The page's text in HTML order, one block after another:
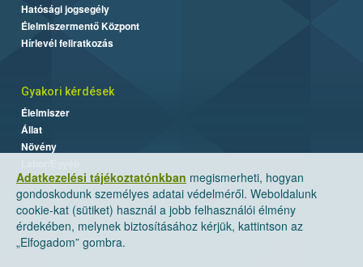
Adatkezelési tájékoztatónkban megismerheti, hogyan
gondoskodunk személyes adatai védelméről. Weboldalunk
cookie-kat (sütiket) használ a jobb felhasználói élmény
érdekében, melynek biztosításához kérjük, kattintson az
„Elfogadom” gombra.
Hatósági jogsegély
Élelmiszermentő Központ
Hírlevél feliratkozás
Gyakori kérdések
Élelmiszer
Állat
Növény